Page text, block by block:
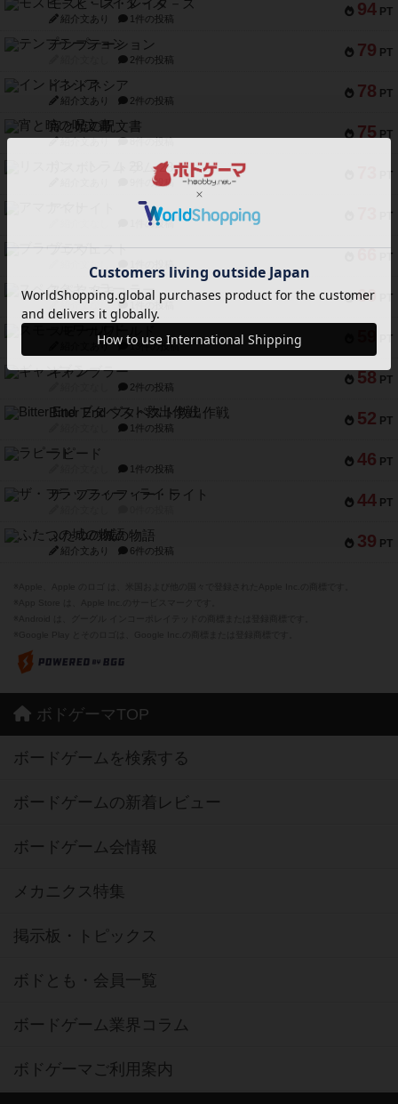
94 PT
モズビ－ズ・レイダ－ズ
紹介文あり 1件の投稿
79 PT
テンプテーション
2件の投稿
78 PT
インドネシア
紹介文あり 2件の投稿
75 PT
宵と暁の呪文書
紹介文あり 8件の投稿
PT
リスボン・トラム 28
9件の投稿
PT
1件の投稿
66 PT
ブラヴェスト
60 PT
スペクタキュラー
紹介文なし 1件の投稿
PT
紹介文あり 13件の投稿
58 PT
ギャンブラー
2件の投稿
52 PT
Bitter End ブタペスト救出作戦
1件の投稿
46 PT
ラピード
1件の投稿
44 PT
ザ・フラッフィー・ライト
39 PT
ふたつの城の物語
紹介文あり 6件の投稿
ボドゲーマTOP
ボードゲームを検索する
ボードゲームの新着レビュー
ボードゲーム会情報
メカニクス特集
掲示板・トピックス
ボドとも・会員一覧
ボードゲーム業界コラム
ボドゲーマご利用案内